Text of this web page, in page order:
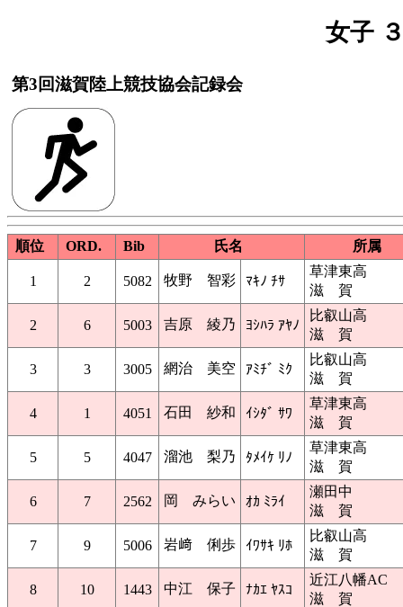
女子
第3回滋賀陸上競技協会記録会
順位 ORD. Bib 氏名 所属
1 2 5082 牧野 智彩 ﾏｷﾉ ﾁｻ
草津東高
滋 賀
2 6 5003 吉原 綾乃 ﾖｼﾊﾗ ｱﾔﾉ
比叡山高
滋 賀
3 3 3005 網治 美空 ｱﾐﾁﾞ ﾐｸ
比叡山高
滋 賀
4 1 4051 石田 紗和 ｲｼﾀﾞ ｻﾜ
草津東高
滋 賀
5 5 4047 溜池 梨乃 ﾀﾒｲｹ ﾘﾉ
草津東高
滋 賀
6 7 2562 岡 みらい ｵｶ ﾐﾗｲ
瀬田中
滋 賀
7 9 5006 岩﨑 俐歩 ｲﾜｻｷ ﾘﾎ
比叡山高
滋 賀
8 10 1443 中江 保子 ﾅｶｴ ﾔｽｺ
近江八幡AC
滋 賀